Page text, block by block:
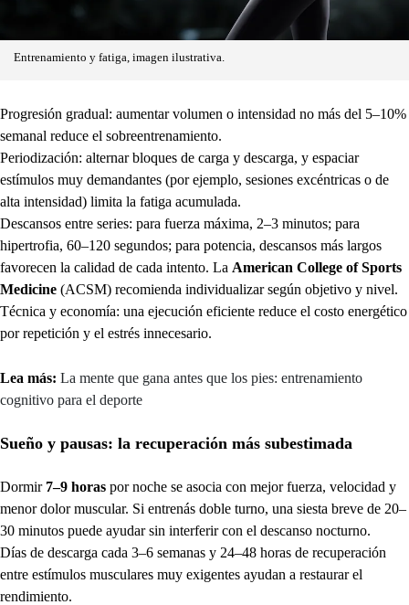
Entrenamiento y fatiga, imagen ilustrativa.
Progresión gradual: aumentar volumen o intensidad no más del 5–10%
semanal reduce el sobreentrenamiento.
Periodización: alternar bloques de carga y descarga, y espaciar
estímulos muy demandantes (por ejemplo, sesiones excéntricas o de
alta intensidad) limita la fatiga acumulada.
Descansos entre series: para fuerza máxima, 2–3 minutos; para
hipertrofia, 60–120 segundos; para potencia, descansos más largos
favorecen la calidad de cada intento. La American College of Sports
Medicine (ACSM) recomienda individualizar según objetivo y nivel.
Técnica y economía: una ejecución eficiente reduce el costo energético
por repetición y el estrés innecesario.
Lea más: La mente que gana antes que los pies: entrenamiento
cognitivo para el deporte
Sueño y pausas: la recuperación más subestimada
Dormir 7–9 horas por noche se asocia con mejor fuerza, velocidad y
menor dolor muscular. Si entrenás doble turno, una siesta breve de 20–
30 minutos puede ayudar sin interferir con el descanso nocturno.
Días de descarga cada 3–6 semanas y 24–48 horas de recuperación
entre estímulos musculares muy exigentes ayudan a restaurar el
rendimiento.